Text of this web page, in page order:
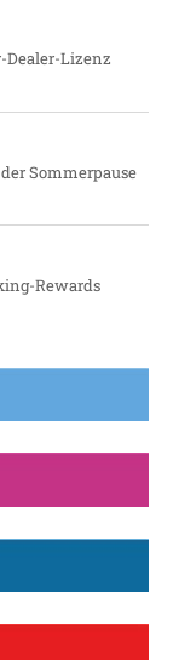
Lizenz
Sommerpause
Rewards